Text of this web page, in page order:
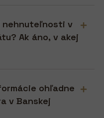
nehnuteľnosti v
Ak áno, v akej
ohľadne
v Banskej